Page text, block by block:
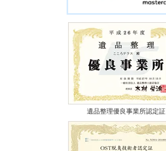
遺品整理優良事業所認定証